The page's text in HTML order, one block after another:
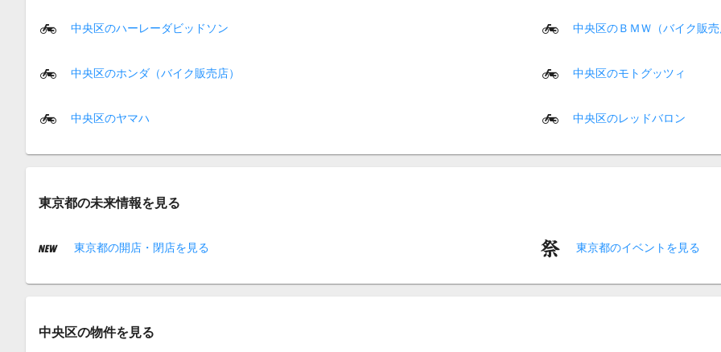
中央区のハーレーダビッドソン 中央区のＢＭＷ（バイク販売
中央区のホンダ（バイク販売店） 中央区のモトグッツィ
中央区のヤマハ 中央区のレッドバロン
東京都の未来情報を見る
東京都の開店・閉店を見る 東京都のイベントを見る
中央区の物件を見る